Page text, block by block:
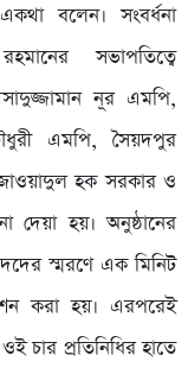
বলেন। সংবর্ধনা
সভাপতিত্বে
নূর এমপি,
এমপি, সৈয়দপুর
জাওয়াদুল হক সরকার ও
দেয়া হয়। অনুষ্ঠানের
স্মরণে এক মিনিট
করা হয়। এরপরেই
চার প্রতিনিধির হাতে